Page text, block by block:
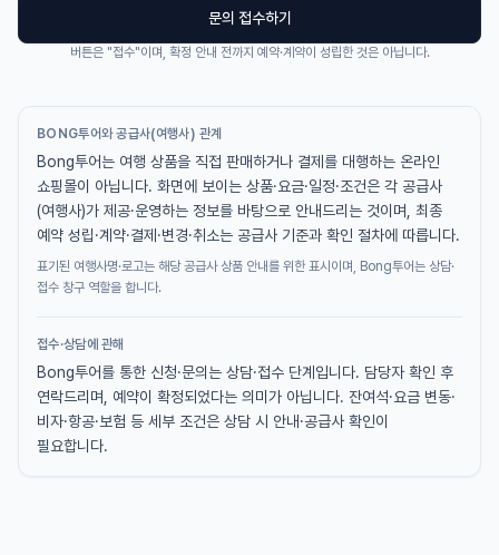
문의 접수하기
버튼은 "접수"이며, 확정 안내 전까지 예약·계약이 성립한 것은 아닙니다.
BONG투어와 공급사(여행사) 관계
Bong투어는 여행 상품을 직접 판매하거나 결제를 대행하는 온라인
쇼핑몰이 아닙니다. 화면에 보이는 상품·요금·일정·조건은 각 공급사
(여행사)가 제공·운영하는 정보를 바탕으로 안내드리는 것이며, 최종
예약 성립·계약·결제·변경·취소는 공급사 기준과 확인 절차에 따릅니다.
표기된 여행사명·로고는 해당 공급사 상품 안내를 위한 표시이며, Bong투어는 상담·
접수 창구 역할을 합니다.
접수·상담에 관해
Bong투어를 통한 신청·문의는 상담·접수 단계입니다. 담당자 확인 후
연락드리며, 예약이 확정되었다는 의미가 아닙니다. 잔여석·요금 변동·
비자·항공·보험 등 세부 조건은 상담 시 안내·공급사 확인이
필요합니다.